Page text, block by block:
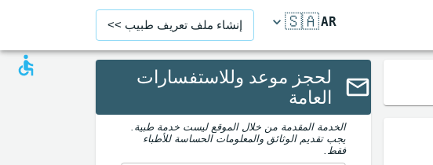
AR
🇸🇦 إنشاء ملف تعريف طبيب >>
لحجز موعد وللاستفسارات
العامة
الخدمة المقدمة من خلال الموقع ليست خدمة طبية.
يجب تقديم الوثائق والمعلومات الحساسة للأطباء
فقط.